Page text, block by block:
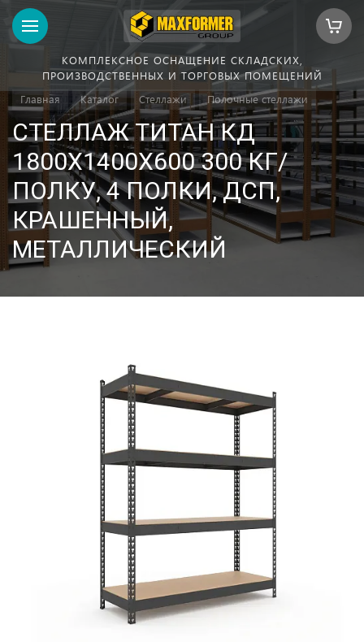
КОМПЛЕКСНОЕ ОСНАЩЕНИЕ СКЛАДСКИХ,
ПРОИЗВОДСТВЕННЫХ И ТОРГОВЫХ ПОМЕЩЕНИЙ
Главная
Каталог Стеллажи Полочные стеллажи
СТЕЛЛАЖ ТИТАН КД
1800Х1400Х600 300 КГ/
ПОЛКУ, 4 ПОЛКИ, ДСП,
КРАШЕННЫЙ,
МЕТАЛЛИЧЕСКИЙ